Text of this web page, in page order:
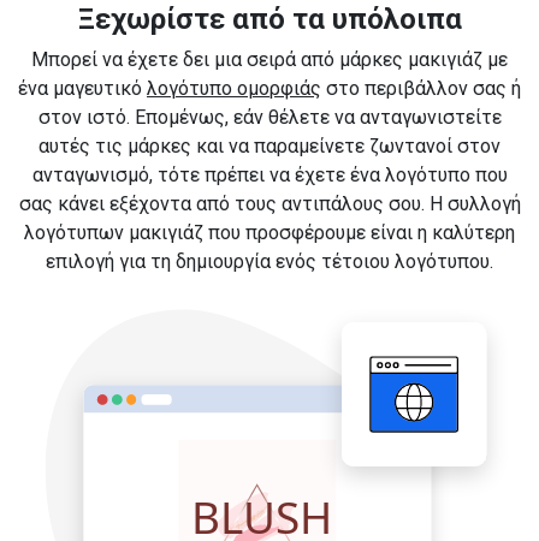
Ξεχωρίστε από τα υπόλοιπα
Μπορεί να έχετε δει μια σειρά από μάρκες μακιγιάζ με
ένα μαγευτικό λογότυπο ομορφιάς στο περιβάλλον σας ή
στον ιστό. Επομένως, εάν θέλετε να ανταγωνιστείτε
αυτές τις μάρκες και να παραμείνετε ζωντανοί στον
ανταγωνισμό, τότε πρέπει να έχετε ένα λογότυπο που
σας κάνει εξέχοντα από τους αντιπάλους σου. Η συλλογή
λογότυπων μακιγιάζ που προσφέρουμε είναι η καλύτερη
επιλογή για τη δημιουργία ενός τέτοιου λογότυπου.